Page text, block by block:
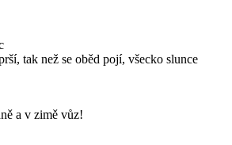
tak než se oběd pojí, všecko slunce
a v zimě vůz!